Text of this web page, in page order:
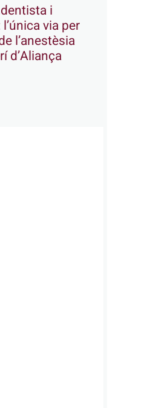
i
via per
l’anestèsia
d’Aliança